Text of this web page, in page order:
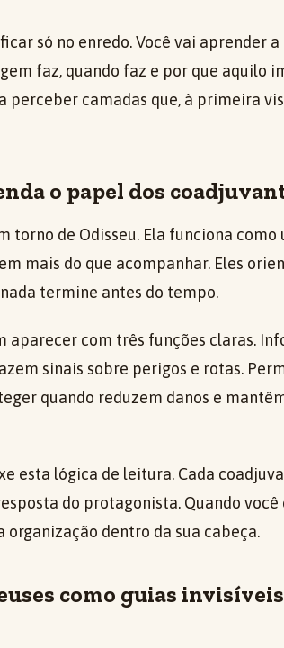
só no enredo. Você vai aprender
faz, quando faz e por que aquilo
perceber camadas que, à primeira
o papel dos
torno de Odisseu. Ela funciona como
mais do que acompanhar. Eles
termine antes do tempo.
aparecer com três funções claras.
sinais sobre perigos e rotas.
quando reduzem danos e
esta lógica de leitura. Cada
do protagonista. Quando você
organização dentro da sua cabeça.
como guias